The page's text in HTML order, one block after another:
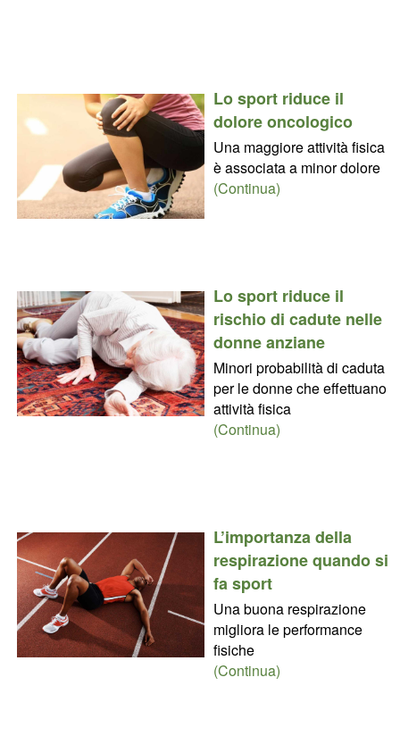
Lo sport riduce il
dolore oncologico
Una maggiore attività fisica
è associata a minor dolore
(Continua)
Lo sport riduce il
rischio di cadute nelle
donne anziane
Minori probabilità di caduta
per le donne che effettuano
attività fisica
(Continua)
L’importanza della
respirazione quando si
fa sport
Una buona respirazione
migliora le performance
fisiche
(Continua)